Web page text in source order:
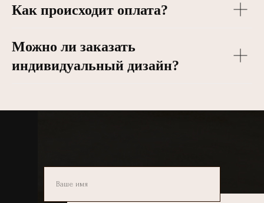
Как происходит оплата?
Можно ли заказать
индивидуальный дизайн?